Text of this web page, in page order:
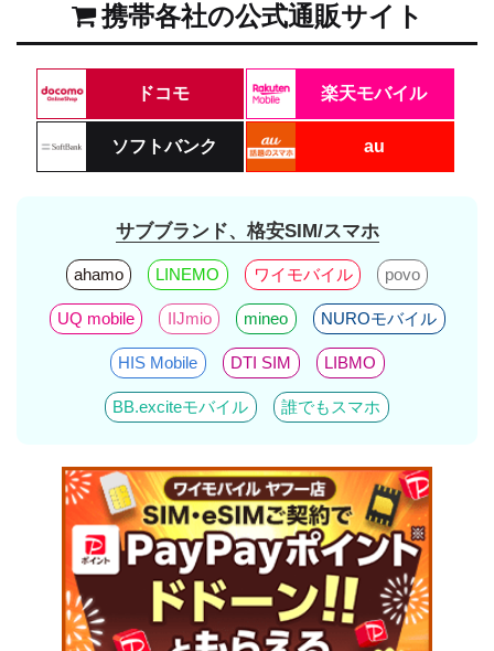
携帯各社の公式通販サイト
ドコモ 楽天モバイル
ソフトバンク au
サブブランド、格安SIM/スマホ
ahamo LINEMO ワイモバイル povo
UQ mobile IIJmio mineo NUROモバイル
HIS Mobile DTI SIM LIBMO
BB.exciteモバイル 誰でもスマホ